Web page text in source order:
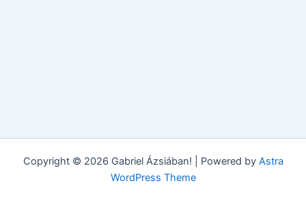
Copyright © 2026 Gabriel Ázsiában! | Powered by Astra
WordPress Theme